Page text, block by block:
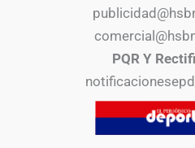
PQR Y